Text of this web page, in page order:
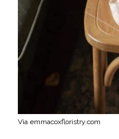
Via emmacoxfloristry.com